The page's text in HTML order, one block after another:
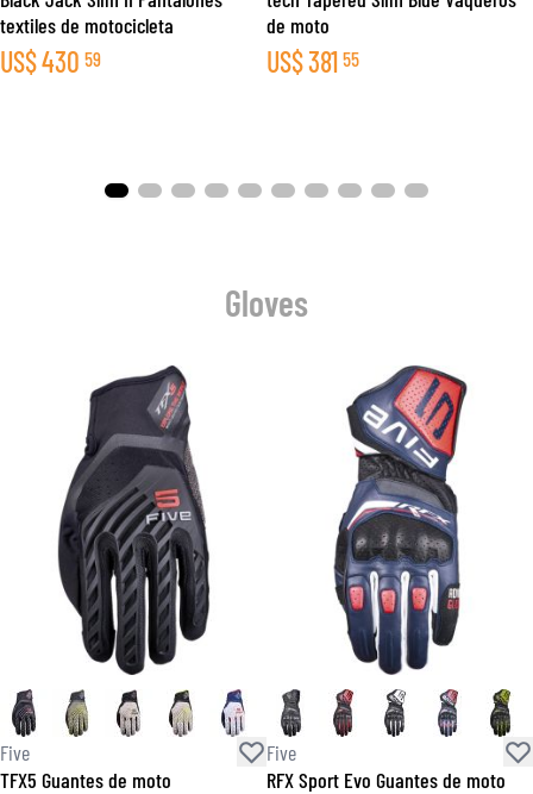
textiles de motocicleta
US$430 59
de moto
US$381 55
Gloves
Five
TFX5 Guantes de moto
Five
RFX Sport Evo Guantes de moto